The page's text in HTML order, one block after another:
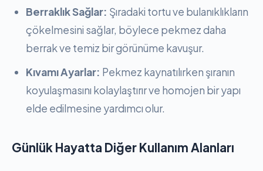
Berraklık Sağlar: Şıradaki tortu ve bulanıklıkların
çökelmesini sağlar, böylece pekmez daha
berrak ve temiz bir görünüme kavuşur.
Kıvamı Ayarlar: Pekmez kaynatılırken şıranın
koyulaşmasını kolaylaştırır ve homojen bir yapı
elde edilmesine yardımcı olur.
Günlük Hayatta Diğer Kullanım Alanları